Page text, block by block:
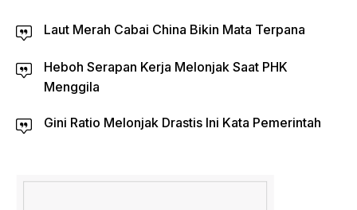
Laut Merah Cabai China Bikin Mata Terpana
Heboh Serapan Kerja Melonjak Saat PHK
Menggila
Gini Ratio Melonjak Drastis Ini Kata Pemerintah